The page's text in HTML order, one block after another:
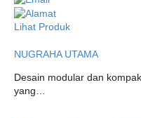
Lihat Produk
NUGRAHA UTAMA
Desain modular dan
yang…